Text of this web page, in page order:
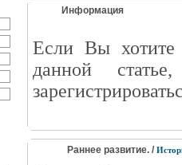
Информация
Eсли Вы хотите
данной
Раннее развитие. /